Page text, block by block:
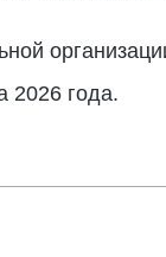
2026 года.